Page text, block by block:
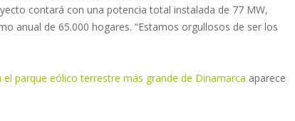
contará con una potencia total instalada de 77 MW,
anual de 65.000 hogares. “Estamos orgullosos de ser los
parque eólico terrestre más grande de Dinamarca aparece